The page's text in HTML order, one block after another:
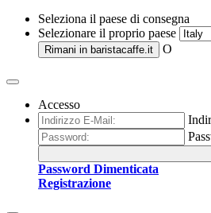
Seleziona il paese di consegna
Selezionare il proprio paese
Rimani in baristacaffe.it O
Accesso
Password Dimenticata
Registrazione